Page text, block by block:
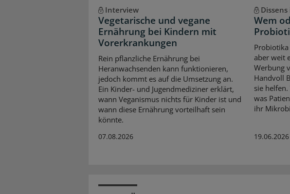
Interview
Vegetarische und vegane
Ernährung bei Kindern mit
Vorerkrankungen
Rein pflanzliche Ernährung bei
Heranwachsenden kann funktionieren,
jedoch kommt es auf die Umsetzung an.
Ein Kinder- und Jugendmediziner erklärt,
wann Veganismus nichts für Kinder ist und
wann diese Ernährung vorteilhaft sein
könnte.
07.08.2026
Wem
aber weit
Werbung
Handvoll
sie
was
ihr
19.06.2026